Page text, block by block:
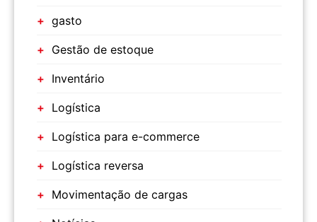
gasto
Gestão de estoque
Inventário
Logística
Logística para e-commerce
Logística reversa
Movimentação de cargas